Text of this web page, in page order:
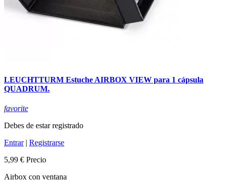
LEUCHTTURM Estuche AIRBOX VIEW para 1 cápsula
QUADRUM.
favorite
Debes de estar registrado
Entrar| Registrarse
5,99 € Precio
Airbox con ventana